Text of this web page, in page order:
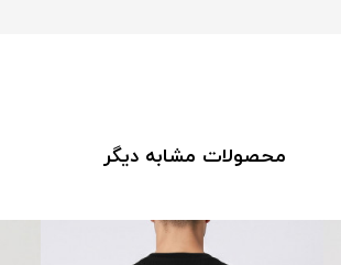
محصولات مشابه دیگر